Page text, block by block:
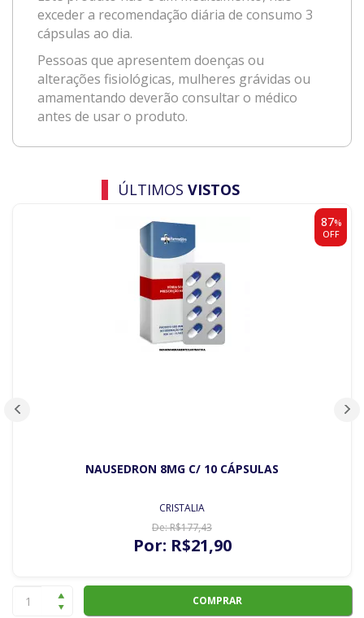
exceder a recomendação diária de consumo 3
cápsulas ao dia.
Pessoas que apresentem doenças ou
alterações fisiológicas, mulheres grávidas ou
amamentando deverão consultar o médico
antes de usar o produto.
ÚLTIMOS VISTOS
87%
OFF
NAUSEDRON 8MG C/ 10 CÁPSULAS
CRISTALIA
De:R$177,43
Por: R$21,90
COMPRAR